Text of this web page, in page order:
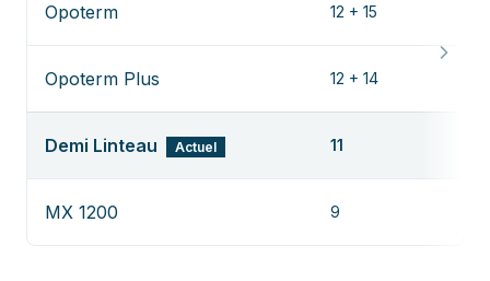
Opoterm 12 + 15
Opoterm Plus 12 + 14
Demi Linteau Actuel 11
MX 1200 9